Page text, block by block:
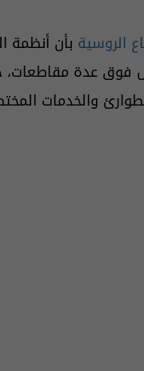
الروسية بأن أنظمة
والخدمات